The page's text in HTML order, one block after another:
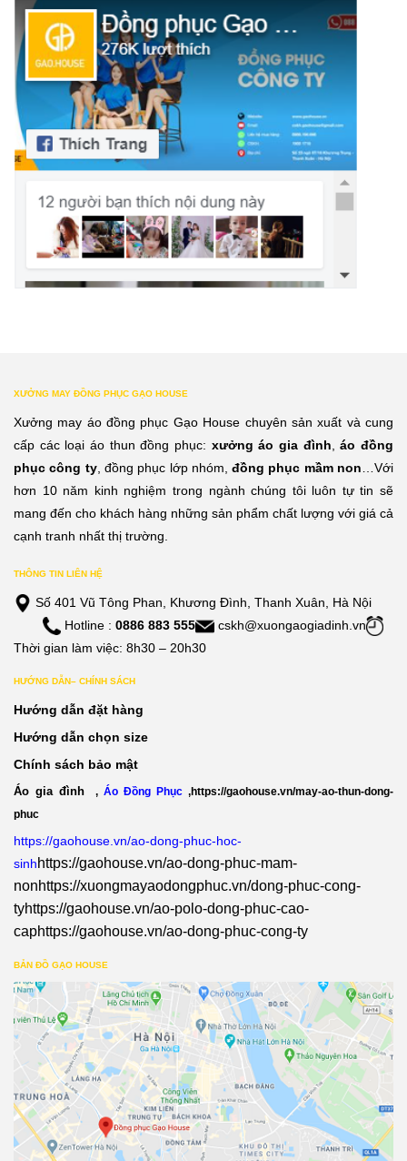
XƯỞNG MAY ĐỒNG PHỤC GẠO HOUSE
Xưởng may áo đồng phục Gạo House chuyên sản xuất và cung
cấp các loại áo thun đồng phục: xưởng áo gia đình,áo đồng
phục công ty, đồng phục lớp nhóm,đồng phục mầm non…Với
hơn 10 năm kinh nghiệm trong ngành chúng tôi luôn tự tin sẽ
mang đến cho khách hàng những sản phẩm chất lượng với giá cả
cạnh tranh nhất thị trường.
THÔNG TIN LIÊN HỆ
Số 401 Vũ Tông Phan, Khương Đình, Thanh Xuân, Hà Nội
Hotline : 0886 883 555
cskh@xuongaogiadinh.vn
Thời gian làm việc: 8h30 – 20h30
HƯỚNG DẪN– CHÍNH SÁCH
Hướng dẫn đặt hàng
Hướng dẫn chọn size
Chính sách bảo mật
Áo gia đình , Áo Đồng Phục ,https://gaohouse.vn/may-ao-thun-dong-
phuc
https://gaohouse.vn/ao-dong-phuc-hoc-
sinhhttps://gaohouse.vn/ao-dong-phuc-mam-
nonhttps://xuongmayaodongphuc.vn/dong-phuc-cong-
tyhttps://gaohouse.vn/ao-polo-dong-phuc-cao-
caphttps://gaohouse.vn/ao-dong-phuc-cong-ty
BẢN ĐỒ GẠO HOUSE